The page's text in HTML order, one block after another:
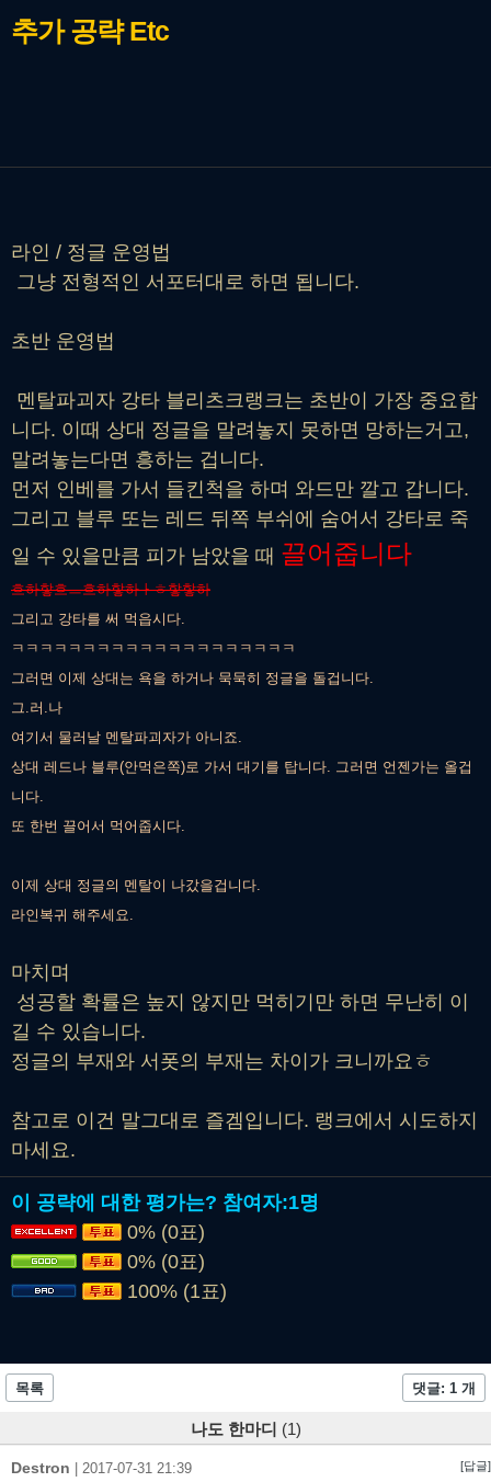
추가 공략Etc
라인 / 정글 운영법
그냥 전형적인 서포터대로 하면 됩니다.
초반 운영법
멘탈파괴자 강타 블리츠크랭크는 초반이 가장 중요합
니다. 이때 상대 정글을 말려놓지 못하면 망하는거고,
말려놓는다면 흥하는 겁니다.
먼저 인베를 가서 들킨척을 하며 와드만 깔고 갑니다.
그리고 블루 또는 레드 뒤쪽 부쉬에 숨어서 강타로 죽
일 수 있을만큼 피가 남았을 때 끌어줍니다
흐하핳흐ㅡ흐하핳하ㅏㅎ핳핳하
그리고 강타를 써 먹읍시다.
ㅋㅋㅋㅋㅋㅋㅋㅋㅋㅋㅋㅋㅋㅋㅋㅋㅋㅋㅋㅋ
그러면 이제 상대는 욕을 하거나 묵묵히 정글을 돌겁니다.
그.러.나
여기서 물러날 멘탈파괴자가 아니죠.
상대 레드나 블루(안먹은쪽)로 가서 대기를 탑니다. 그러면 언젠가는 올겁
니다.
또 한번 끌어서 먹어줍시다.
이제 상대 정글의 멘탈이 나갔을겁니다.
라인복귀 해주세요.
마치며
성공할 확률은 높지 않지만 먹히기만 하면 무난히 이
길 수 있습니다.
정글의 부재와 서폿의 부재는 차이가 크니까요ㅎ
참고로 이건 말그대로 즐겜입니다. 랭크에서 시도하지
마세요.
이 공략에 대한 평가는? 참여자:1명
0% (0표)
0% (0표)
100% (1표)
목록 댓글: 1 개
나도 한마디 (1)
Destron 2017-07-31 21:39 [답글]